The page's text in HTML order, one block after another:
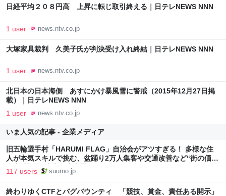
日経平均２０８円高 上昇に転じ取引終える｜日テレNEWS NNN
1 user news.ntv.co.jp
大塚家具裁判 久美子氏が判決受け入れ終結｜日テレNEWS NNN
1 user news.ntv.co.jp
北日本の日本海側 あすにかけ暴風雪に警戒（2015年12月27日掲
載）｜日テレNEWS NNN
1 user news.ntv.co.jp
いま人気の記事 - 企業メディア
旧五輪選手村「HARUMI FLAG」自治会がアツすぎる！ 多様な住
人が本気スキルで挑む、盆踊り2万人集客や交通改善など“街の価値
向上”戦略 東京・中央区
117 users suumo.jp
終わりゆくCTFとバグバウンティ 「競技、賞金、責任ある開示」